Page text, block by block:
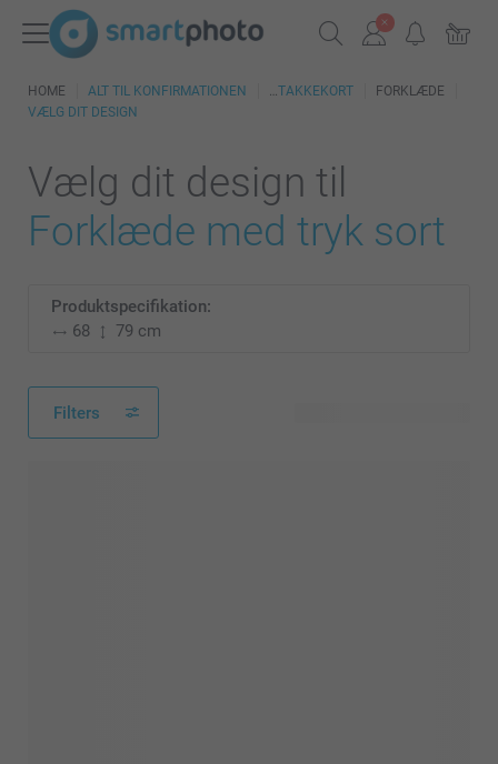
HOME ALT TIL KONFIRMATIONEN TAKKEKORT
FORKLÆDE
VÆLG DIT DESIGN
Vælg dit design til
Forklæde med tryk sort
Produktspecifikation:
68
79 cm
Filters